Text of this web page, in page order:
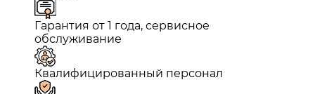
Гарантия от 1 года, сервисное
обслуживание
Квалифицированный персонал